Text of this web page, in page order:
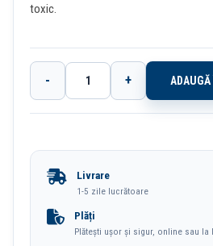
toxic.
Cantitate
Marker
2.5mm
Deli
- + ADAUGĂ
Livrare
1-5 zile lucrătoare
Plăți
Plătești ușor și sigur, online sau la